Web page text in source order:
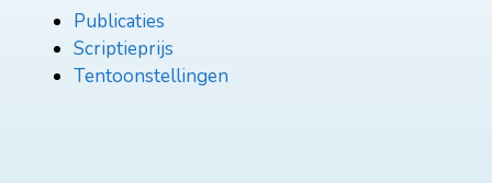
Publicaties
Scriptieprijs
Tentoonstellingen